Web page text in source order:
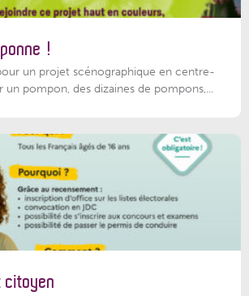
!
un projet scénographique en centre-
un pompon, des dizaines de pompons,...
citoyen